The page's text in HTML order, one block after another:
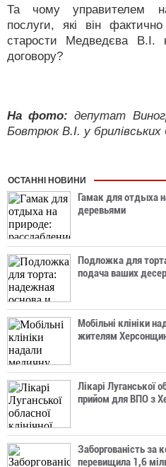
Та чому управителем
послуги, які він
старости Медведєва В.І.
договору?
На фото: депутат
Бовтрюк В.І. у брилівських
ОСТАННІ НОВИНИ
Гамак для отдыха
деревьями
Подложка для
подача ваших
Мобільні клініки
жителям
Лікарі Луганської
прийом для ВПО з
Заборгованість за
перевищила 1,6